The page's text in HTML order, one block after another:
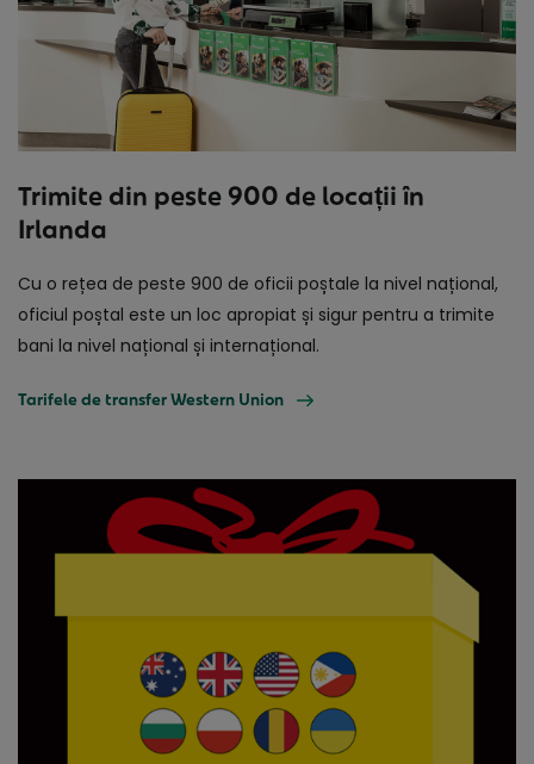
Trimite din peste 900 de locații în
Irlanda
Cu o rețea de peste 900 de oficii poștale la nivel național,
oficiul poștal este un loc apropiat și sigur pentru a trimite
bani la nivel național și internațional.
Tarifele de transfer Western Union